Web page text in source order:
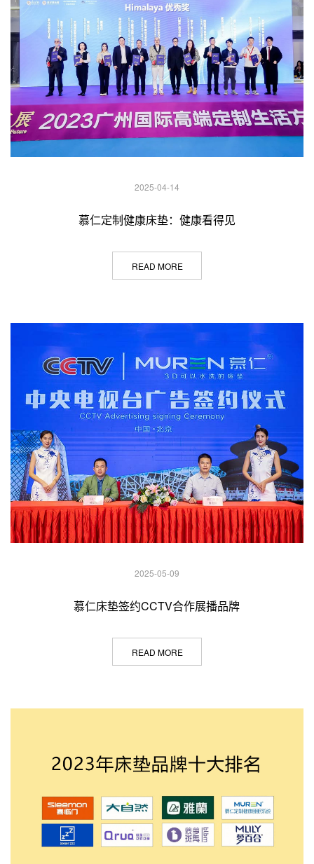
2025-04-14
慕仁定制健康床垫：健康看得见
READ MORE
2025-05-09
慕仁床垫签约CCTV合作展播品牌
READ MORE